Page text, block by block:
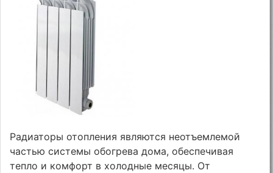
Радиаторы отопления являются неотъемлемой
частью системы обогрева дома, обеспечивая
тепло и комфорт в холодные месяцы. От